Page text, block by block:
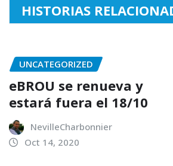
HISTORIAS
UNCATEGORIZED
eBROU se renueva y
estará fuera el 18/10
NevilleCharbonnier
Oct 14, 2020